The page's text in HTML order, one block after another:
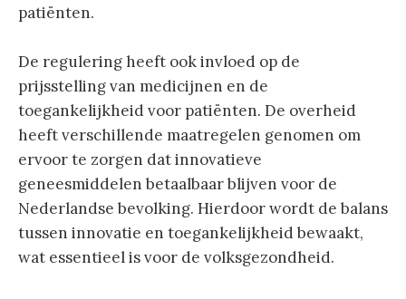
patiënten.
De regulering heeft ook invloed op de
prijsstelling van medicijnen en de
toegankelijkheid voor patiënten. De overheid
heeft verschillende maatregelen genomen om
ervoor te zorgen dat innovatieve
geneesmiddelen betaalbaar blijven voor de
Nederlandse bevolking. Hierdoor wordt de balans
tussen innovatie en toegankelijkheid bewaakt,
wat essentieel is voor de volksgezondheid.